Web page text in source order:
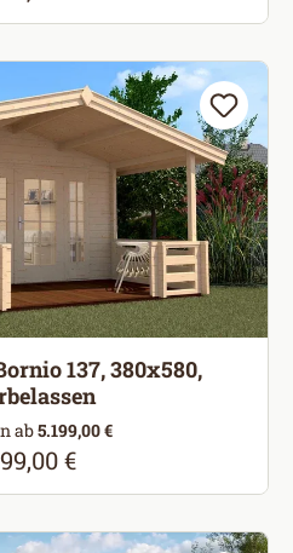
137, 380x580,
ab5.199,00 €
Preis:
€